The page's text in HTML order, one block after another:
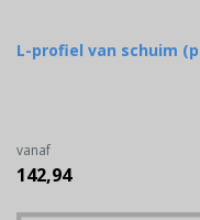
L-profiel van schuim
vanaf
142,94